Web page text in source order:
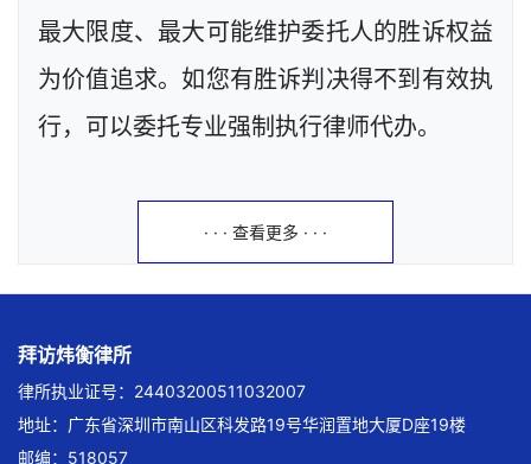
最大限度、最大可能维护委托人的胜诉权益
为价值追求。如您有胜诉判决得不到有效执
行，可以委托专业强制执行律师代办。
· · · 查看更多 · · ·
拜访炜衡律所
律所执业证号：24403200511032007
地址：广东省深圳市南山区科发路19号华润置地大厦D座19楼
邮编：518057